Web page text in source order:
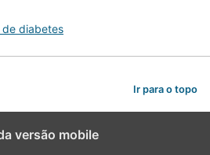
de diabetes
Ir para o topo
versão mobile